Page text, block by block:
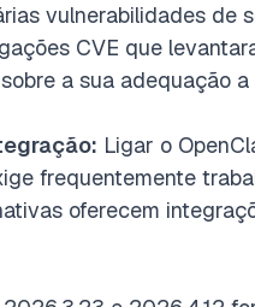
vulnerabilidades de
CVE que
a sua adequação
Ligar o
frequentemente
oferecem